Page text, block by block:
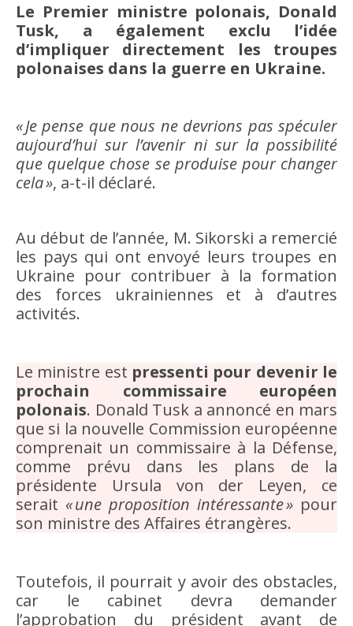
Le Premier ministre polonais, Donald
Tusk, a également exclu l’idée
d’impliquer directement les troupes
polonaises dans la guerre en Ukraine.
« Je pense que nous ne devrions pas spéculer
aujourd’hui sur l’avenir ni sur la possibilité
que quelque chose se produise pour changer
cela », a-t-il déclaré.
Au début de l’année, M. Sikorski a remercié
les pays qui ont envoyé leurs troupes en
Ukraine pour contribuer à la formation
des forces ukrainiennes et à d’autres
activités.
Le ministre est pressenti pour devenir le
prochain commissaire européen
polonais. Donald Tusk a annoncé en mars
que si la nouvelle Commission européenne
comprenait un commissaire à la Défense,
comme prévu dans les plans de la
présidente Ursula von der Leyen, ce
serait « une proposition intéressante » pour
son ministre des Affaires étrangères.
Toutefois, il pourrait y avoir des obstacles,
car le cabinet devra demander
l’approbation du président avant de